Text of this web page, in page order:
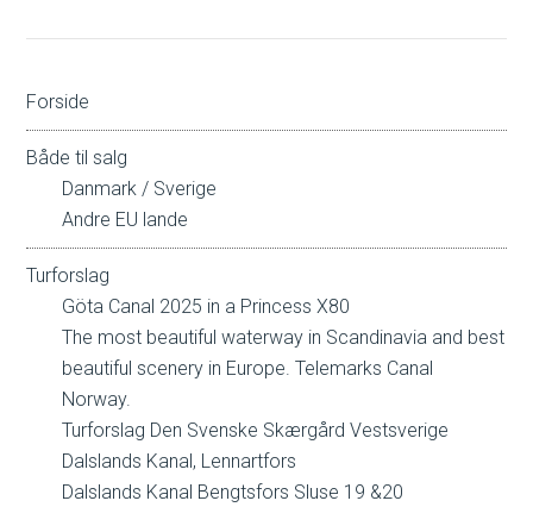
Forside
Både til salg
Danmark / Sverige
Andre EU lande
Turforslag
Göta Canal 2025 in a Princess X80
The most beautiful waterway in Scandinavia and best
beautiful scenery in Europe. Telemarks Canal
Norway.
Turforslag Den Svenske Skærgård Vestsverige
Dalslands Kanal, Lennartfors
Dalslands Kanal Bengtsfors Sluse 19 &20